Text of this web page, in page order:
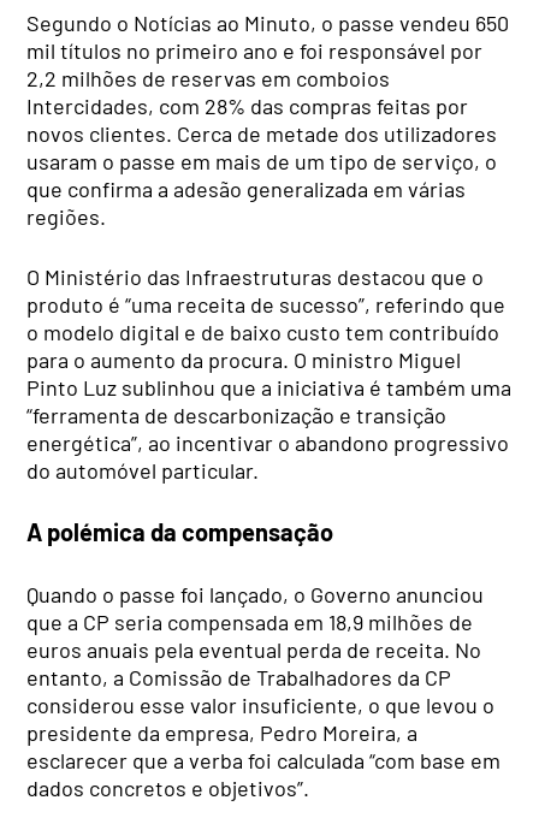
Segundo o Notícias ao Minuto, o passe vendeu 650
mil títulos no primeiro ano e foi responsável por
2,2 milhões de reservas em comboios
Intercidades, com 28% das compras feitas por
novos clientes. Cerca de metade dos utilizadores
usaram o passe em mais de um tipo de serviço, o
que confirma a adesão generalizada em várias
regiões.
O Ministério das Infraestruturas destacou que o
produto é “uma receita de sucesso”, referindo que
o modelo digital e de baixo custo tem contribuído
para o aumento da procura. O ministro Miguel
Pinto Luz sublinhou que a iniciativa é também uma
“ferramenta de descarbonização e transição
energética”, ao incentivar o abandono progressivo
do automóvel particular.
A polémica da compensação
Quando o passe foi lançado, o Governo anunciou
que a CP seria compensada em 18,9 milhões de
euros anuais pela eventual perda de receita. No
entanto, a Comissão de Trabalhadores da CP
considerou esse valor insuficiente, o que levou o
presidente da empresa, Pedro Moreira, a
esclarecer que a verba foi calculada “com base em
dados concretos e objetivos”.